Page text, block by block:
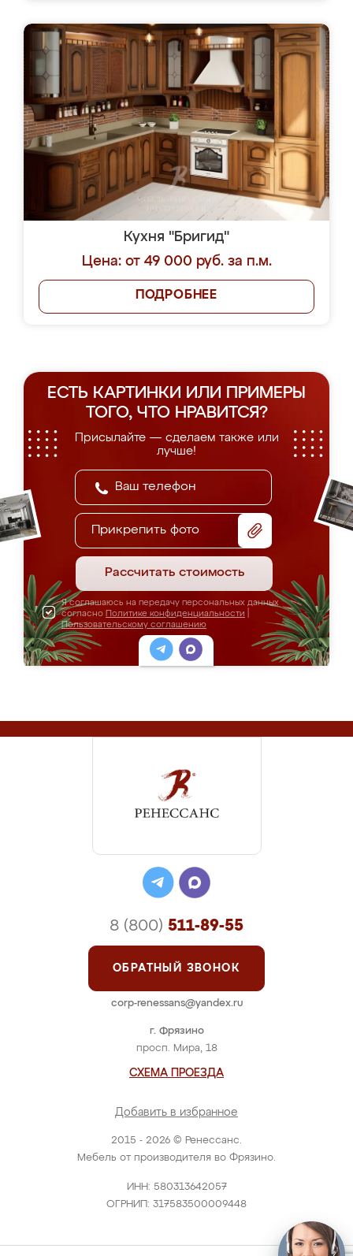
Кухня "Бригид"
Цена: от 49 000 руб. за п.м.
ПОДРОБНЕЕ
ЕСТЬ КАРТИНКИ ИЛИ ПРИМЕРЫ
ТОГО, ЧТО НРАВИТСЯ?
Присылайте — сделаем также или
лучше!
Прикрепить фото
Рассчитать стоимость
Я соглашаюсь на передачу персональных данных
согласно Политике конфиденциальности
Пользовательскому соглашению
2015 - 2026 © Ренессанс.
Мебель от производителя во Фрязино.
ИНН: 580313642057
ОГРНИП: 317583500009448
г. Фрязино
просп. Мира, 18
СХЕМА ПРОЕЗДА
Добавить в избранное
8 (800) 511-89-55
ОБРАТНЫЙ ЗВОНОК
corp-renessans@yandex.ru